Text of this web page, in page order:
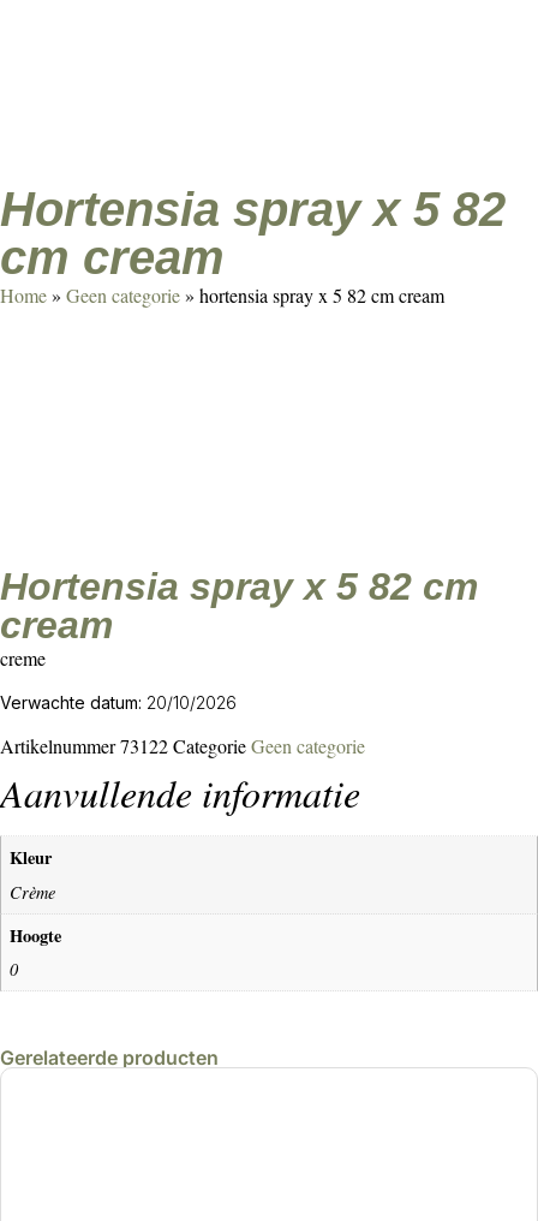
hortensia spray x 5 82
cm cream
Home» Geen categorie» hortensia spray x 5 82 cm cream
hortensia spray x 5 82 cm
cream
creme
Verwachte datum: 20/10/2026
Artikelnummer73122CategorieGeen categorie
Aanvullende informatie
Kleur
Crème
Hoogte
0
Gerelateerde producten